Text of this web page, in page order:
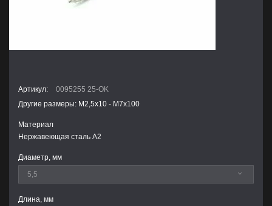
Артикул:
0095255 25-OK
Другие размеры: М2,5х10 - М7х100
Материал
Нержавеющая сталь А2
Диаметр, мм
Длина, мм